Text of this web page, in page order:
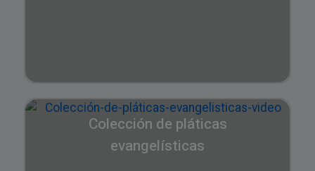
Colección de pláticas
evangelísticas